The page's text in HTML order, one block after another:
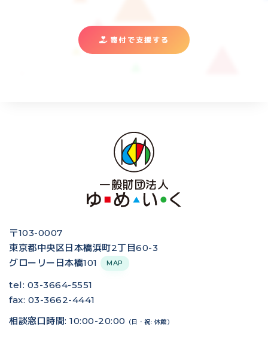
寄付で支援する
〒103-0007
東京都中央区日本橋浜町2丁目60-3
グローリー日本橋101
MAP
tel: 03-3664-5551
fax: 03-3662-4441
相談窓口時間: 10:00-20:00
（日・祝: 休館）